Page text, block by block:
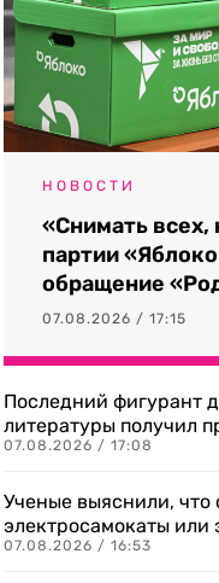
НОВОСТИ
«Снимать всех,
партии
обращение
07.08.2026 / 17:15
Последний фигурант
литературы получил
07.08.2026 / 17:08
Ученые выяснили, что
электросамокаты или
07.08.2026 / 16:53